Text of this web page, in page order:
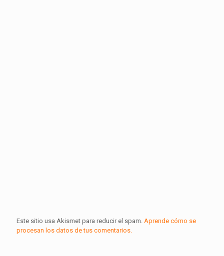
Este sitio usa Akismet para reducir el spam. Aprende cómo se
procesan los datos de tus comentarios.